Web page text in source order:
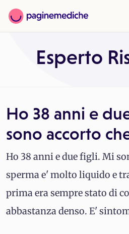
Esperto
Ho 38 anni e
sono accorto
Ho 38 anni e due figli. Mi
sperma e' molto liquido e
prima era sempre stato di
abbastanza denso. E'